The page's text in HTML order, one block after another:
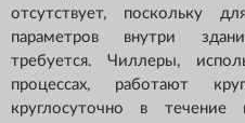
отсутствует, поскольку
параметров внутри
требуется. Чиллеры,
процессах, работают
круглосуточно в